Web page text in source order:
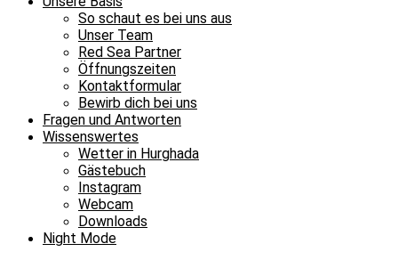
So schaut es bei uns aus
Unser Team
Red Sea Partner
Öffnungszeiten
Kontaktformular
Bewirb dich bei uns
Fragen und Antworten
Wissenswertes
Wetter in Hurghada
Gästebuch
Instagram
Webcam
Downloads
Night Mode